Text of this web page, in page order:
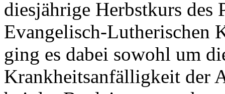
diesjährige Herbstkurs des
Evangelisch-Lutherischen
ging es dabei sowohl um
Krankheitsanfälligkeit der